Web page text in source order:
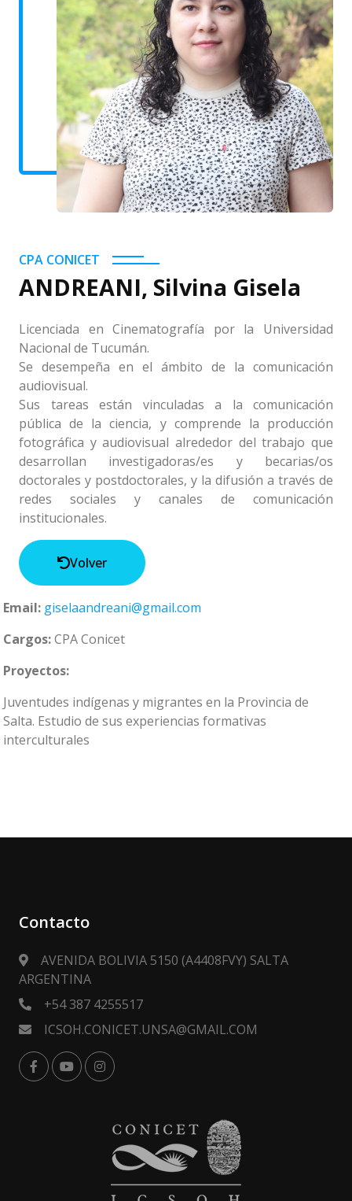
CPA CONICET
ANDREANI, Silvina Gisela
Licenciada en Cinematografía por la Universidad
Nacional de Tucumán.
Se desempeña en el ámbito de la comunicación
audiovisual.
Sus tareas están vinculadas a la comunicación
pública de la ciencia, y comprende la producción
fotográfica y audiovisual alrededor del trabajo que
desarrollan investigadoras/es y becarias/os
doctorales y postdoctorales, y la difusión a través de
redes sociales y canales de comunicación
institucionales.
Volver
Email: giselaandreani@gmail.com
Cargos:CPA Conicet
Proyectos:
Juventudes indígenas y migrantes en la Provincia de
Salta. Estudio de sus experiencias formativas
interculturales
Contacto
AVENIDA BOLIVIA 5150 (A4408FVY) SALTA
ARGENTINA
+54 387 4255517
ICSOH.CONICET.UNSA@GMAIL.COM